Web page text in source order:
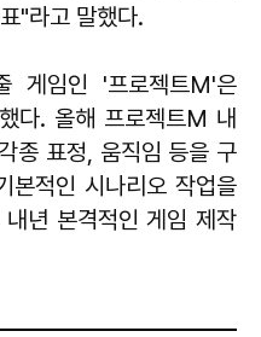
"라고 말했다.
게임인 '프로젝트M'은
다. 올해 프로젝트M 내
종 표정, 움직임 등을 구
본적인 시나리오 작업을
년 본격적인 게임 제작